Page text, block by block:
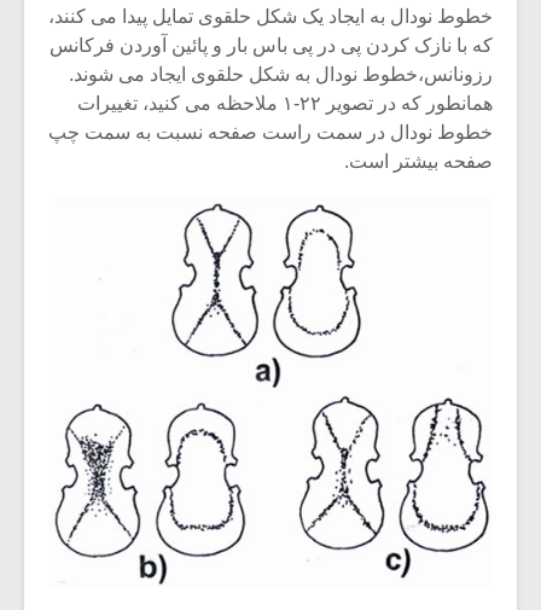
خطوط نودال به ایجاد یک شکل حلقوی تمایل پیدا می کنند،
که با نازک کردن پی در پی باس بار و پائین آوردن فرکانس
رزونانس،خطوط نودال به شکل حلقوی ایجاد می شوند.
همانطور که در تصویر ۲۲-۱ ملاحظه می کنید، تغییرات
خطوط نودال در سمت راست صفحه نسبت به سمت چپ
صفحه بیشتر است.